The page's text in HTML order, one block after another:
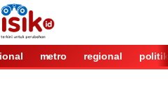
metro regional politik